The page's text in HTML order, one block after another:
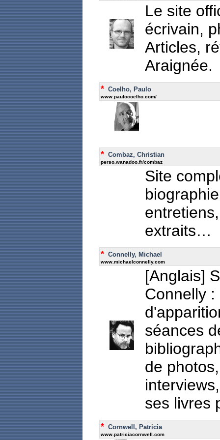
Le site
écrivain,
Articles,
Araignée.
* Coelho, Paulo
www.paulocoelho.com/
* Combaz, Christian
perso.wanadoo.fr/combaz
Site
extraits…
* Connelly, Michael
www.michaelconnelly.com
[Anglais]
Connelly
séances
de
ses livres
* Cornwell, Patricia
www.patriciacornwell.com